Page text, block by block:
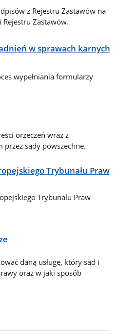
z Rejestru Zastawów na
Zastawów.
w sprawach karnych
wypełniania formularzy
orzeczeń wraz z
sądy powszechne.
Trybunału Praw
Trybunału Praw
daną usługę, który sąd i
oraz w jaki sposób